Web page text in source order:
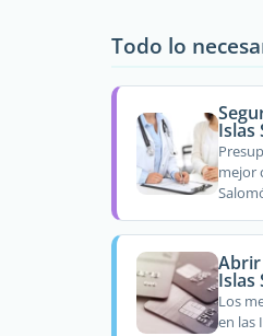
Todo lo
Islas
mejor
Abrir
Islas
Los
en las